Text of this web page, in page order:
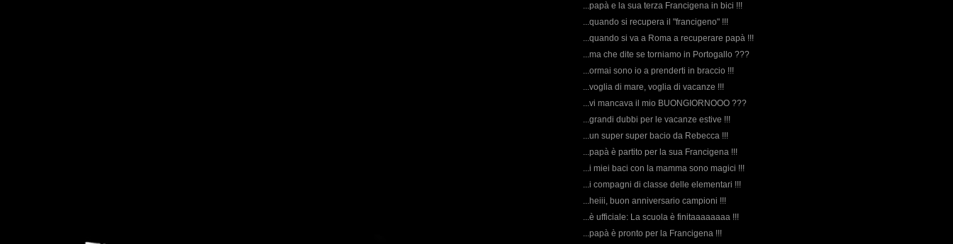
...papà e la sua terza Francigena in bici !!!
...quando si recupera il "francigeno" !!!
...quando si va a Roma a recuperare papà !!!
...ma che dite se torniamo in Portogallo ???
...ormai sono io a prenderti in braccio !!!
...voglia di mare, voglia di vacanze !!!
...vi mancava il mio BUONGIORNOOO ???
...grandi dubbi per le vacanze estive !!!
...un super super bacio da Rebecca !!!
...papà è partito per la sua Francigena !!!
...i miei baci con la mamma sono magici !!!
...i compagni di classe delle elementari !!!
...heiii, buon anniversario campioni !!!
...è ufficiale: La scuola è finitaaaaaaaa !!!
...papà è pronto per la Francigena !!!